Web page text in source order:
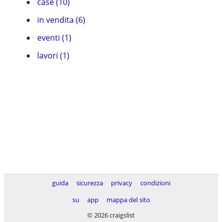
in vendita (6)
eventi (1)
lavori (1)
guida sicurezza privacy
condizioni
su
app
mappa del sito
© 2026 craigslist